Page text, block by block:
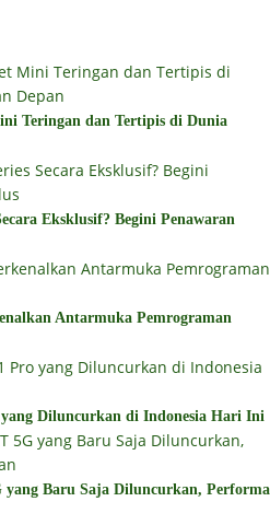
Teringan dan Tertipis di Dunia
Eksklusif? Begini Penawaran
Antarmuka Pemrograman
yang Diluncurkan di Indonesia Hari Ini
yang Baru Saja Diluncurkan, Performa